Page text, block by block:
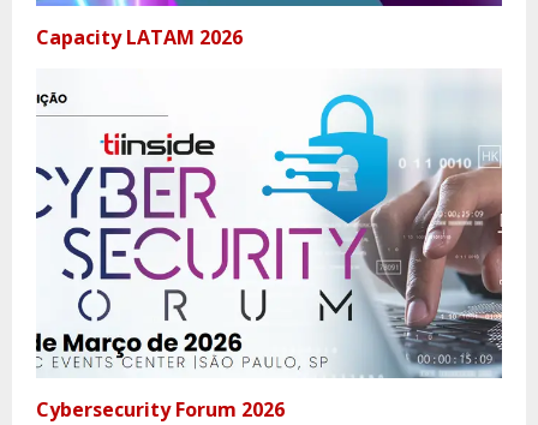
Capacity LATAM 2026
Cybersecurity Forum 2026